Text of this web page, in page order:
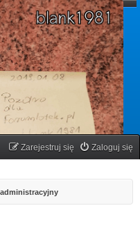
Zaloguj się
Zarejestruj się
administracyjny